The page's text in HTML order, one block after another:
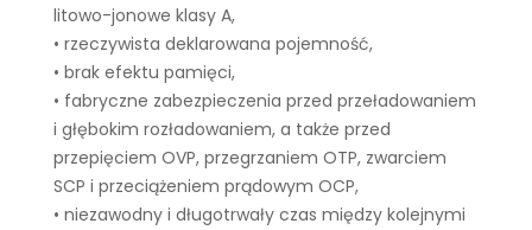
litowo-jonowe klasy A,
• rzeczywista deklarowana pojemność,
• brak efektu pamięci,
• fabryczne zabezpieczenia przed przeładowaniem
i głębokim rozładowaniem, a także przed
przepięciem OVP, przegrzaniem OTP, zwarciem
SCP i przeciążeniem prądowym OCP,
• niezawodny i długotrwały czas między kolejnymi